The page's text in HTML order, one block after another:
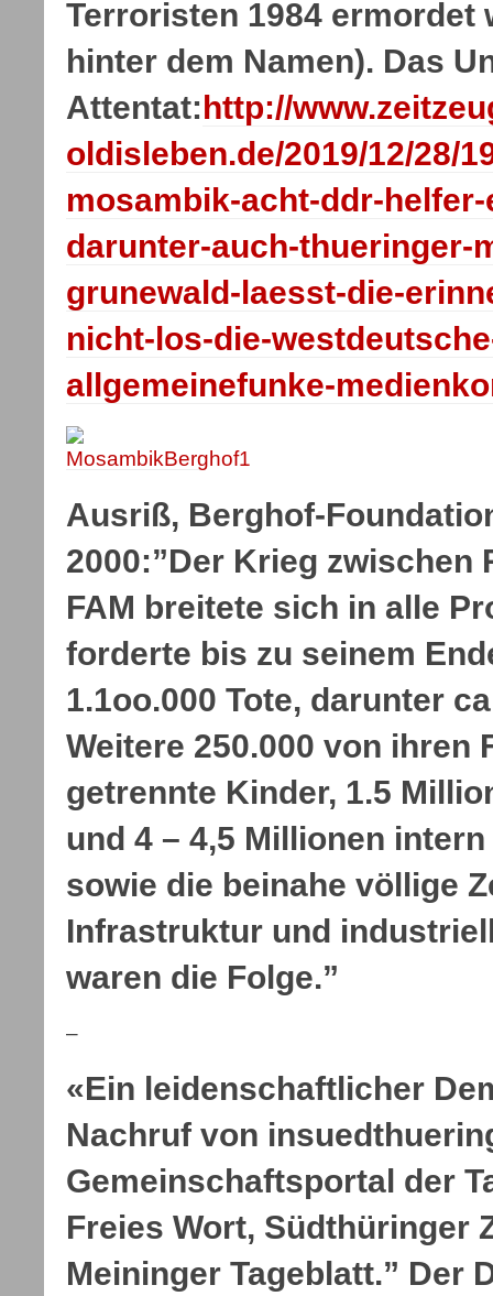
Terroristen 1984 ermordet
hinter dem Namen). Das
Attentat: http://
oldisleben.de/2019/12/28/
mosambik-acht-ddr-
darunter-auch-thueringer-
grunewald-laesst-die-
nicht-los-die-
allgemeinefunke-
Ausriß, Berghof-
2000:”Der Krieg zwischen
FAM breitete sich in alle
forderte bis zu seinem
1.1oo.000 Tote, darunter
Weitere 250.000 von ihren
getrennte Kinder, 1.5
und 4 – 4,5 Millionen
sowie die beinahe völlige
Infrastruktur und
waren die Folge.”
–
«Ein leidenschaftlicher
Nachruf von
Gemeinschaftsportal der
Freies Wort, Südthüringer
Meininger Tageblatt.” Der